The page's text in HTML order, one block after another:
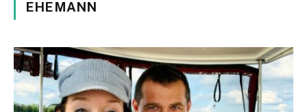
EHEMANN